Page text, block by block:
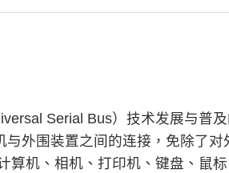
Serial Bus）技术发展与普
外围装置之间的连接，免除了对
算机、相机、打印机、键盘、鼠